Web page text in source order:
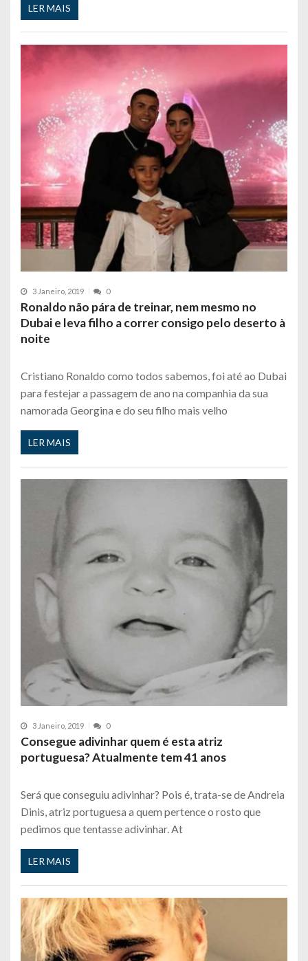
LER MAIS
3 Janeiro, 2019 0
Ronaldo não pára de treinar, nem mesmo no
Dubai e leva filho a correr consigo pelo deserto à
noite
Cristiano Ronaldo como todos sabemos, foi até ao Dubai
para festejar a passagem de ano na companhia da sua
namorada Georgina e do seu filho mais velho
LER MAIS
3 Janeiro, 2019 0
Consegue adivinhar quem é esta atriz
portuguesa? Atualmente tem 41 anos
Será que conseguiu adivinhar? Pois é, trata-se de Andreia
Dinis, atriz portuguesa a quem pertence o rosto que
pedimos que tentasse adivinhar. At
LER MAIS